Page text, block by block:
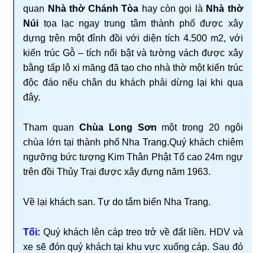
quan Nhà thờ Chánh Tòa hay còn gọi là Nhà thờ
Núi tọa lạc ngay trung tâm thành phố được xây
dựng trên một đỉnh đồi với diện tích 4.500 m2, với
kiến trúc Gỗ – tích nổi bật và tường vách được xây
bằng tấp lô xi măng đã tạo cho nhà thờ một kiến trúc
độc đáo nếu chân du khách phải dừng lại khi qua
đây.
Tham quan Chùa Long Sơn một trong 20 ngôi
chùa lớn tại thành phố Nha Trang.Quý khách chiêm
ngưỡng bức tượng Kim Thân Phật Tổ cao 24m ngự
trên đồi Thủy Trại được xây đựng năm 1963.
Về lại khách san. Tự do tắm biển Nha Trang.
Tối:Quý khách lên cáp treo trở về đất liền. HDV và
xe sẽ đón quý khách tại khu vực xuống cáp. Sau đó